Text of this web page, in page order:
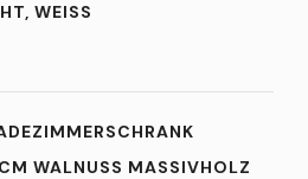
WEISS
WALNUSS MASSIVHOLZ